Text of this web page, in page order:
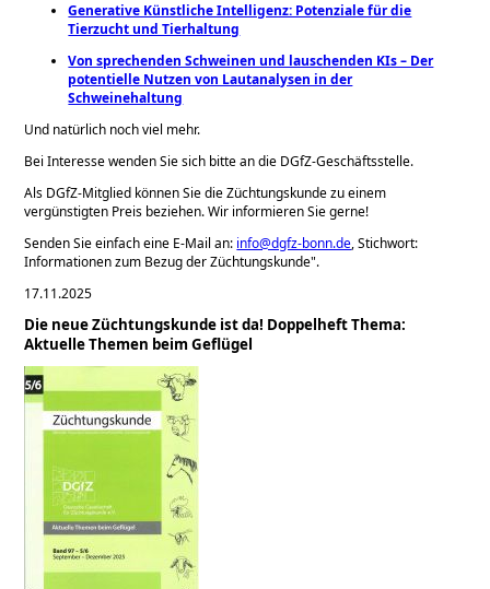
Generative Künstliche Intelligenz: Potenziale für die
Tierzucht und Tierhaltung
Von sprechenden Schweinen und lauschenden KIs – Der
potentielle Nutzen von Lautanalysen in der
Schweinehaltung
Und natürlich noch viel mehr.
Bei Interesse wenden Sie sich bitte an die DGfZ-Geschäftsstelle.
Als DGfZ-Mitglied können Sie die Züchtungskunde zu einem
vergünstigten Preis beziehen. Wir informieren Sie gerne!
Senden Sie einfach eine E-Mail an: info@dgfz-bonn.de, Stichwort:
Informationen zum Bezug der Züchtungskunde".
17.11.2025
Die neue Züchtungskunde ist da! Doppelheft Thema:
Aktuelle Themen beim Geflügel